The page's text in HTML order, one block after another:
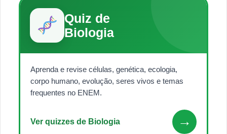
Quiz de
Biologia
Aprenda e revise células, genética, ecologia,
corpo humano, evolução, seres vivos e temas
frequentes no ENEM.
Ver quizzes de Biologia →